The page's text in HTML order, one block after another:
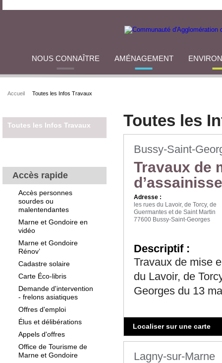
NOUS CONNAÎTRE AMÉNAGEMENT
Accueil Toutes les Infos Travaux
Toutes les Infos Travaux
Accès rapide
Accès personnes
sourdes ou
malentendantes
Marne et Gondoire en
vidéo
Marne et Gondoire
Rénov’
Cadastre solaire
Carte Éco-libris
Demande d'intervention
- frelons asiatiques
Offres d'emploi
Élus et délibérations
Appels d'offres
Office de Tourisme de
Marne et Gondoire
Toutes les
Bussy-Saint-
Travaux de
Adresse :
les rues du Lavoir, de Torcy, de
Guermantes et de Saint Martin
77600 Bussy-Saint-Georges
Descriptif :
Travaux de mise
du Lavoir, de
Georges du 13
Localiser sur une carte
Lagny-sur-Marne